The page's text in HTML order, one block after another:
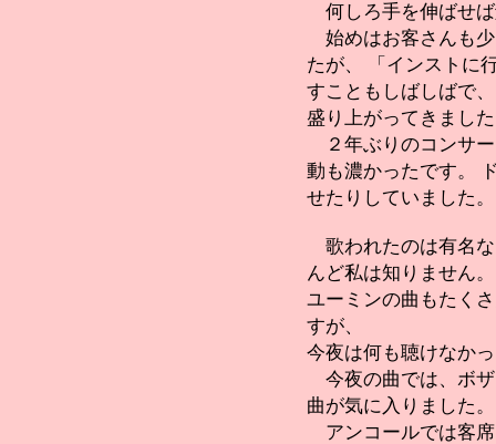
何しろ手を伸ばせ
始めはお客さんも
たが、 「インストに
すこともしばしばで
盛り上がってきまし
２年ぶりのコンサ
動も濃かったです。
せたりしていました。
歌われたのは有名
んど私は知りません。
ユーミンの曲もたく
すが、
今夜は何も聴けなか
今夜の曲では、ボ
曲が気に入りました。
アンコールでは客